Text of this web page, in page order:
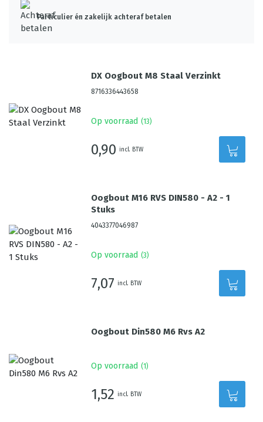
Particulier én zakelijk achteraf betalen
DX Oogbout M8 Staal Verzinkt
8716336443658
Op voorraad (13)
0,90 incl. BTW
Oogbout M16 RVS DIN580 - A2 - 1
Stuks
4043377046987
Op voorraad (3)
7,07 incl. BTW
Oogbout Din580 M6 Rvs A2
Op voorraad (1 )
1,52 incl. BTW